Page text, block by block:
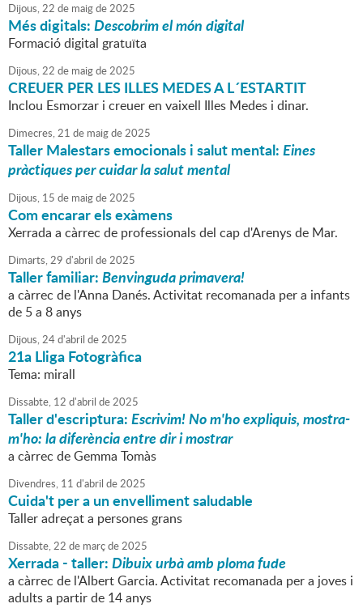
Dijous,22 de maigde2025
Més digitals:Descobrim el món digital
Formació digital gratuïta
Dijous,22 de maigde2025
CREUER PER LES ILLES MEDES A L´ESTARTIT
Inclou Esmorzar i creuer en vaixell Illes Medes i dinar.
Dimecres,21 de maigde2025
Taller Malestars emocionals i salut mental:Eines
pràctiques per cuidar la salut mental
Dijous, 15 de maigde2025
Com encarar els exàmens
Xerrada a càrrec de professionals del cap d'Arenys de Mar.
Dimarts,29 d'abril de2025
Taller familiar:Benvinguda primavera!
a càrrec de l'Anna Danés. Activitat recomanada per a infants
de 5 a 8 anys
Dijous,24d'abril de2025
21a Lliga Fotogràfica
Tema: mirall
Dissabte, 12 d'abril de2025
Taller d'escriptura:Escrivim! No m'ho expliquis, mostra-
m'ho: la diferència entre dir i mostrar
a càrrec de Gemma Tomàs
Divendres, 11 d'abril de2025
Cuida't per a un envelliment saludable
Taller adreçat a persones grans
Dissabte,22 de marçde2025
Xerrada - taller:Dibuix urbà amb ploma fude
a càrrec de l'Albert Garcia. Activitat recomanada per a joves i
adults a partir de 14 anys